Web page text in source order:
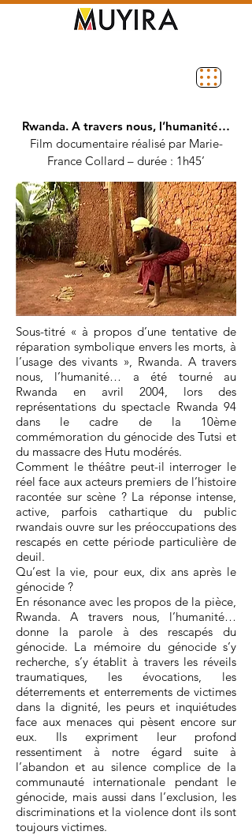
Rwanda. A travers nous, l’humanité…
Film documentaire réalisé par Marie-
France Collard – durée : 1h45’
Sous-titré « à propos d’une tentative de
réparation symbolique envers les morts, à
l’usage des vivants », Rwanda. A travers
nous, l’humanité… a été tourné au
Rwanda en avril 2004, lors des
représentations du spectacle Rwanda 94
dans le cadre de la 10ème
commémoration du génocide des Tutsi et
du massacre des Hutu modérés.
Comment le théâtre peut-il interroger le
réel face aux acteurs premiers de l’histoire
racontée sur scène ? La réponse intense,
active, parfois cathartique du public
rwandais ouvre sur les préoccupations des
rescapés en cette période particulière de
deuil.
Qu’est la vie, pour eux, dix ans après le
génocide ?
En résonance avec les propos de la pièce,
Rwanda. A travers nous, l’humanité…
donne la parole à des rescapés du
génocide. La mémoire du génocide s’y
recherche, s’y établit à travers les réveils
traumatiques, les évocations, les
déterrements et enterrements de victimes
dans la dignité, les peurs et inquiétudes
face aux menaces qui pèsent encore sur
eux. Ils expriment leur profond
ressentiment à notre égard suite à
l’abandon et au silence complice de la
communauté internationale pendant le
génocide, mais aussi dans l’exclusion, les
discriminations et la violence dont ils sont
toujours victimes.